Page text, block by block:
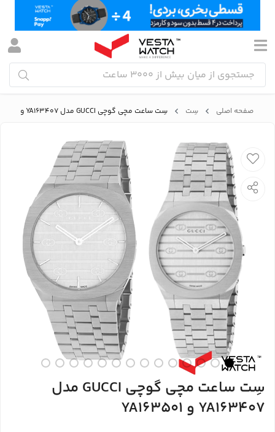
صفحه اصلی سِت سِت ساعت مچی گوچی GUCCI مدل YA163407 و YA163501
سِت ساعت مچی گوچی GUCCI مدل
YA163407 و YA163501